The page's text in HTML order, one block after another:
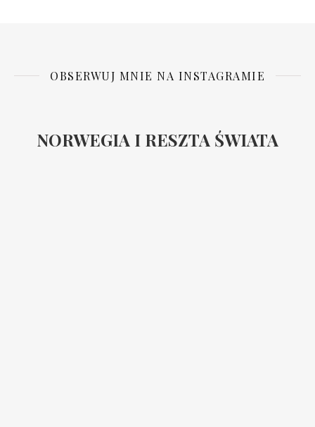
OBSERWUJ MNIE NA INSTAGRAMIE
NORWEGIA I RESZTA ŚWIATA